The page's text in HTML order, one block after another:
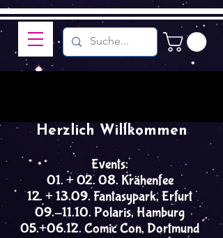
Events:
01. + 02. 08. Krähenfee
12. + 13.09. Fantasypark, Erfurt
09.-11.10. Polaris, Hamburg
05.+06.12. Comic Con, Dortmund
Herzlich Willkommen